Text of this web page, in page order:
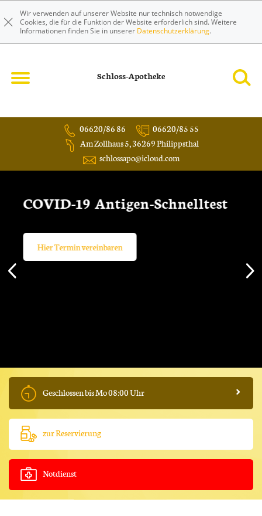
Wir verwenden auf unserer Website nur technisch notwendige
Cookies, die für die Funktion der Website erforderlich sind. Weitere
Informationen finden Sie in unserer Datenschutzerklärung.
Schloss-Apotheke
06620/86 86
06620/85 55
Am Zollhaus 5, 36269 Philippsthal
schlossapo@icloud.com
Homöopathie & Phytotherapie
Wir informieren Sie.
Geschlossen bis Mo 08:00 Uhr
zur Reservierung
Notdienst